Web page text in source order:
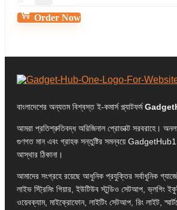
Order Now
বাংলাদেশের অন্যতম বিশ্বস্ত ই-কমার্স প্ল্যাটফর্ম
আমরা প্রতিশ্রুতিবদ্ধ অরিজিনাল প্রোডাক্ট সরবরাহে।
গুণগত মান এবং গ্রাহক সন্তুষ্টির সমন্বয়ে
আস্থার ঠিকানা।
আমাদের সংগ্রহে রয়েছে আধুনিক প্রযুক্তির সর্বাধুনিক
লাইভ স্ট্রিমিং গিয়ার, ইউটিউব স্টুডিও সেটআপ, ভ্লগিং
ওয়েবক্যাম, মাইক্রোফোন, লাইটিং সেটআপ, রিং লাইট,